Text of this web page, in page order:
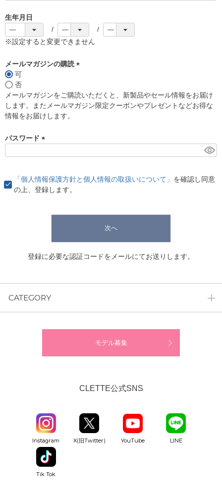
)
生年月日
※設定すると変更できません
メールマガジンの購読
須
)
可
否
メールマガジンをご購読いただくと、新製品やセール情報をお届け
します。またメールマガジン限定クーポンやプレゼントなどお得な
情報をお届けします。
パスワード
)
「個人情報保護方針と個人情報の取扱いについて」 を確認し同意
の上、登録します。
次へ
登録に必要な認証コードをメールにてお送りします。
CATEGORY
モデル募集
CLETTE公式SNS
Instagram X(旧Twitter) YouTube LINE
Tik Tok